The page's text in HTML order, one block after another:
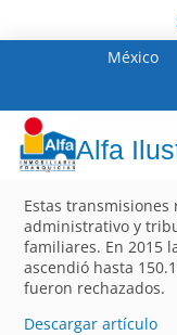
México
Alfa
Estas
administrativo y
familiares. En 2015
ascendió hasta
fueron rechazados.
Descargar artículo